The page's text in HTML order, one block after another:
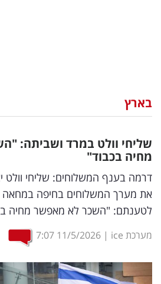
וצרכנות
דיגיטל
וטק
שיווק
ופרסום
מדדים
בארץ
שליחי וולט במרד ושביתה:
מחיה בכבוד"
דרמה בענף המשלוחים: שליחי וולט
את מערך המשלוחים בחיפה
לטענתם: "השכר לא מאפשר מחיה
מערכת ice |
11/5/2026
7:07